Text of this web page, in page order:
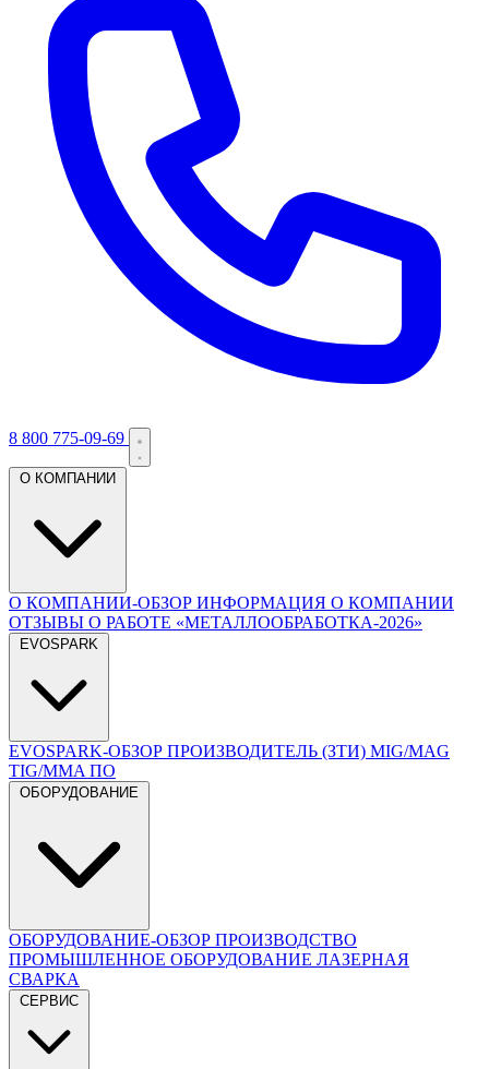
8 800 775-09-69
О КОМПАНИИ
О КОМПАНИИ-ОБЗОР ИНФОРМАЦИЯ О КОМПАНИИ
ОТЗЫВЫ О РАБОТЕ «МЕТАЛЛООБРАБОТКА-2026»
EVOSPARK
EVOSPARK-ОБЗОР ПРОИЗВОДИТЕЛЬ (ЗТИ) MIG/MAG
TIG/MMA ПО
ОБОРУДОВАНИЕ
ОБОРУДОВАНИЕ-ОБЗОР ПРОИЗВОДСТВО
ПРОМЫШЛЕННОЕ ОБОРУДОВАНИЕ ЛАЗЕРНАЯ
СВАРКА
СЕРВИС